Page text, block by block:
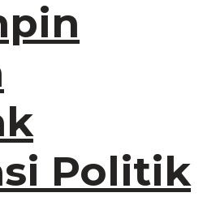
Politik